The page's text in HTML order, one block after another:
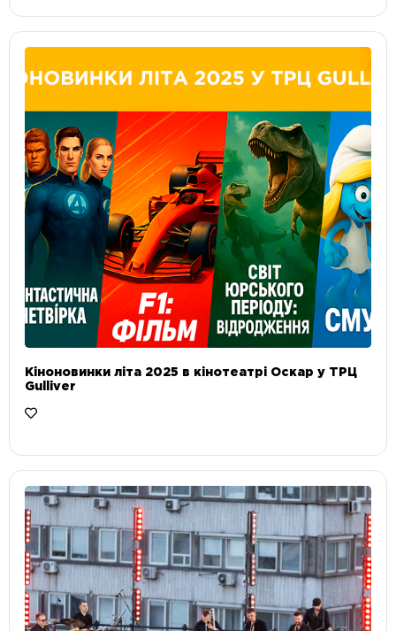
Кіноновинки літа 2025 в кінотеатрі Оскар у ТРЦ
Gulliver